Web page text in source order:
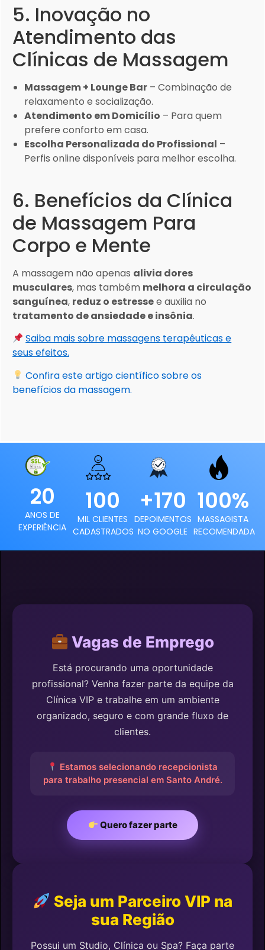
5. Inovação no
Atendimento das
Clínicas de Massagem
Massagem + Lounge Bar – Combinação de
relaxamento e socialização.
Atendimento em Domicílio – Para quem
prefere conforto em casa.
Escolha Personalizada do Profissional –
Perfis online disponíveis para melhor escolha.
6. Benefícios da Clínica
de Massagem Para
Corpo e Mente
A massagem não apenas alivia dores
musculares, mas também melhora a circulação
sanguínea, reduz o estressee auxilia no
tratamento de ansiedade e insônia.
Saiba mais sobre massagens terapêuticas e
seus efeitos.
Confira este artigo científico sobre os
benefícios da massagem.
20
ANOS DE
EXPERIÊNCIA
100
MIL CLIENTES
CADASTRADOS
+170
DEPOIMENTOS
NO GOOGLE
100%
MASSAGISTA
RECOMENDADA
Vagas de Emprego
Está procurando uma oportunidade
profissional? Venha fazer parte da equipe da
Clínica VIP e trabalhe em um ambiente
organizado, seguro e com grande fluxo de
clientes.
Estamos selecionando recepcionista
para trabalho presencial em Santo André.
Quero fazer parte
Seja um Parceiro VIP na
sua Região
Possui um Studio, Clínica ou Spa? Faça parte